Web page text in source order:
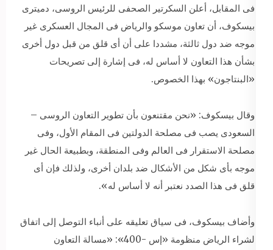
فى المقابل، أعلن السكرتير الصحفى للرئيس الروسى، دميترى
بيسكوف، أن تعاون موسكو والرياض فى المجال العسكرى غير
موجه ضد دول ثالثة، مشددا على أن أى قلق من قبل دول أخرى
بشأن هذا التعاون لا أساس له، فى إشارة إلى تصريحات
«البنتاجون» بهذا الخصوص.
وقال بيسكوف: «نحن مقتنعون بأن تطوير التعاون الروسى –
السعودى يصب فى مصلحة الدولتين فى المقام الأول، وفى
مصلحة الاستقرار فى العالم وفى المنطقة، وبطبيعة الحال غير
موجه بأى شكل من الأشكال ضد بلدان أخرى، ولذلك فإن أى
قلق فى هذا الصدد نعتبر أنه لا أساس له».
وأضاف بيسكوف، فى سياق تعليقه على أنباء التوصل إلى اتفاق
لشراء الرياض منظومة «إس -400»: «مسالة التعاون